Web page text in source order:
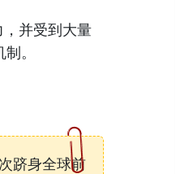
并受到大量
。
跻身全球前